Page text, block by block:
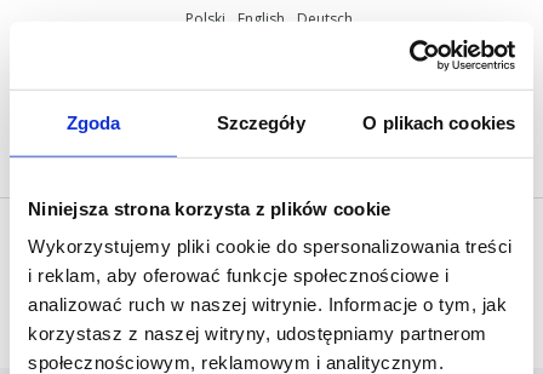
Zgoda Szczegóły O plikach cookies
Niniejsza strona korzysta z plików cookie
Wykorzystujemy pliki cookie do spersonalizowania treści
i reklam, aby oferować funkcje społecznościowe i
analizować ruch w naszej witrynie. Informacje o tym, jak
korzystasz z naszej witryny, udostępniamy partnerom
społecznościowym, reklamowym i analitycznym.
Polski English Deutsch
+48 61 825 81 11
info@mobilus.pl